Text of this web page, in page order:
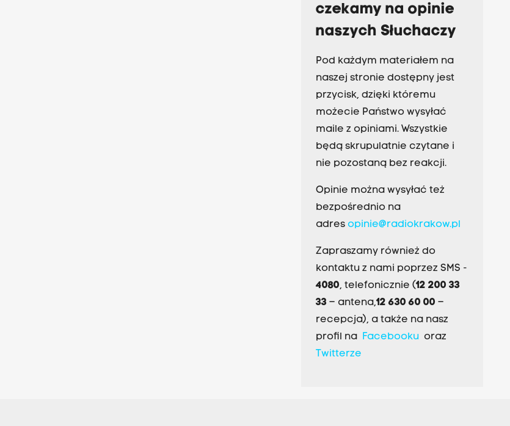
czekamy na opinie
naszych Słuchaczy
Pod każdym materiałem na
naszej stronie dostępny jest
przycisk, dzięki któremu
możecie Państwo wysyłać
maile z opiniami. Wszystkie
będą skrupulatnie czytane i
nie pozostaną bez reakcji.
Opinie można wysyłać też
bezpośrednio na
adres opinie@radiokrakow.pl
Zapraszamy również do
kontaktu z nami poprzez SMS -
4080, telefonicznie (12 200 33
33– antena,12 630 60 00 –
recepcja), a także na nasz
profil na Facebookuoraz
Twitterze